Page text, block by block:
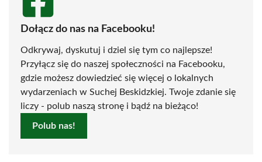
Dołącz do nas na Facebooku!
Odkrywaj, dyskutuj i dziel się tym co najlepsze!
Przyłącz się do naszej społeczności na Facebooku,
gdzie możesz dowiedzieć się więcej o lokalnych
wydarzeniach w Suchej Beskidzkiej. Twoje zdanie się
liczy - polub naszą stronę i bądź na bieżąco!
Polub nas!